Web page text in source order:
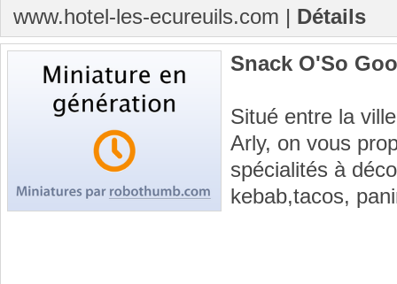
www.hotel-les-ecureuils.com | Détails
Snack O'So
Situé entre la
Arly, on vous
spécialités à
kebab,tacos,